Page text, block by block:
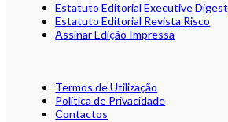
Estatuto Editorial Executive Digest
Estatuto Editorial Revista Risco
Assinar Edição Impressa
Termos de Utilização
Política de Privacidade
Contactos